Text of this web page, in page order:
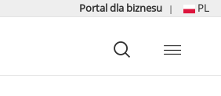
Portal dla biznesu | PL